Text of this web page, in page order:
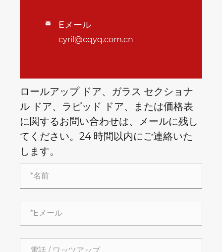
 Eメール
cyril@cqyq.com.cn
ロールアップ ドア、ガラス セクショナ
ル ドア、ラピッド ドア、または価格表
に関するお問い合わせは、メールに残し
てください。24 時間以内にご連絡いた
します。